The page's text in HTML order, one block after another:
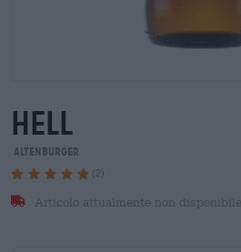
hell
Altenburger
(2)
Articolo attualmente non disponibile